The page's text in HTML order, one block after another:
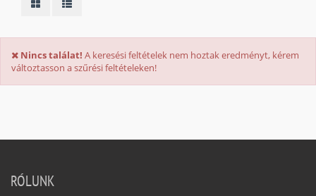
Nincs találat! A keresési feltételek nem hoztak eredményt, kérem
változtasson a szűrési feltételeken!
RÓLUNK